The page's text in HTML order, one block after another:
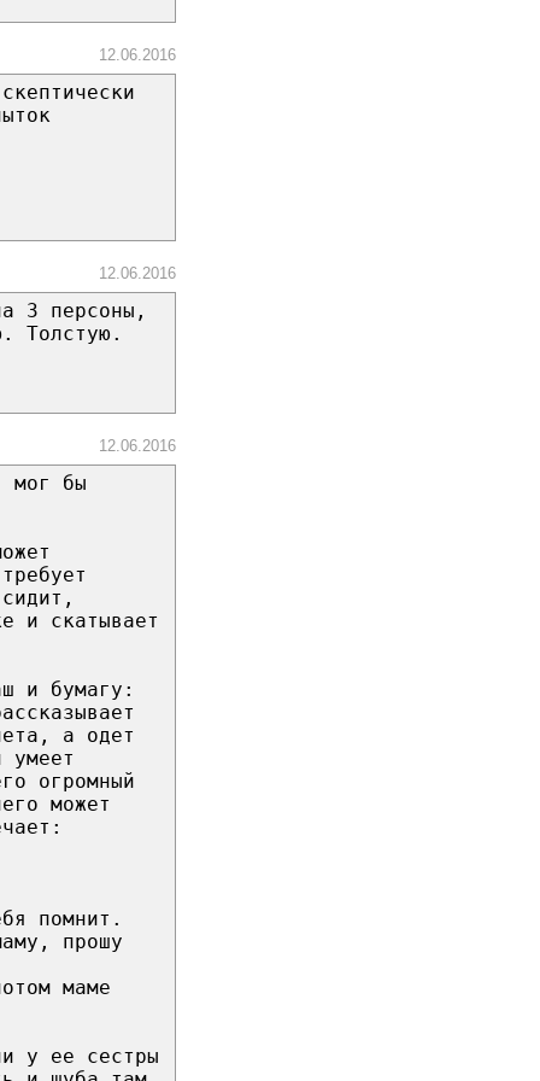
12.06.2016
12.06.2016
3 персоны,
Толстую.
12.06.2016
мог бы
и скатывает
и бумагу:
а одет
умеет
огромный
может
помнит.
прошу
маме
у ее сестры